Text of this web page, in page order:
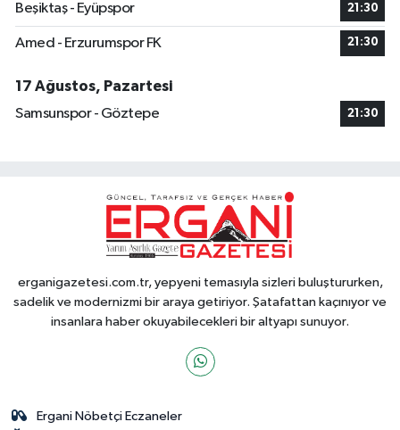
Beşiktaş - Eyüpspor 21:30
Amed - Erzurumspor FK 21:30
17 Ağustos, Pazartesi
Samsunspor - Göztepe
21:30
erganigazetesi.com.tr, yepyeni temasıyla sizleri buluştururken,
sadelik ve modernizmi bir araya getiriyor. Şatafattan kaçınıyor ve
insanlara haber okuyabilecekleri bir altyapı sunuyor.
Ergani Nöbetçi Eczaneler